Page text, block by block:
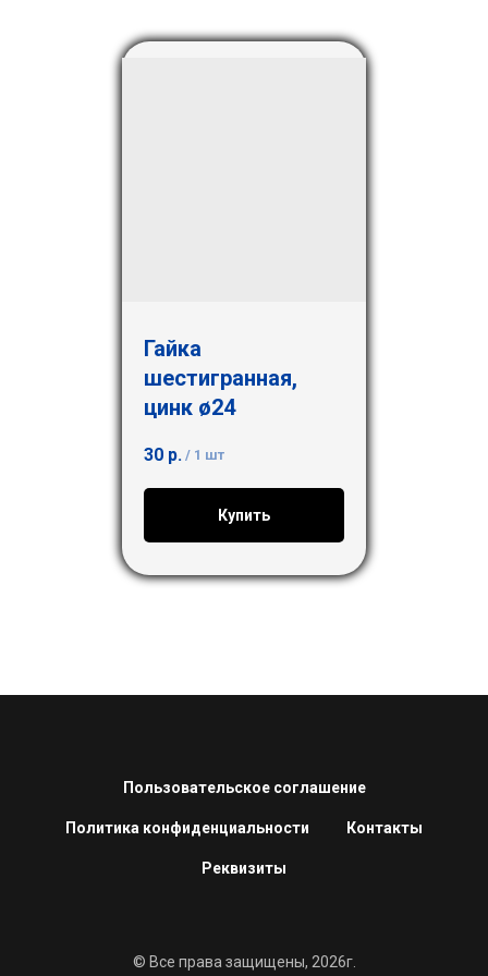
Гайка
шестигранная,
цинк ø24
30 р. / 1 шт
Купить
Пользовательское соглашение
Политика конфиденциальности Контакты
Реквизиты
© Все права защищены, 2026г.